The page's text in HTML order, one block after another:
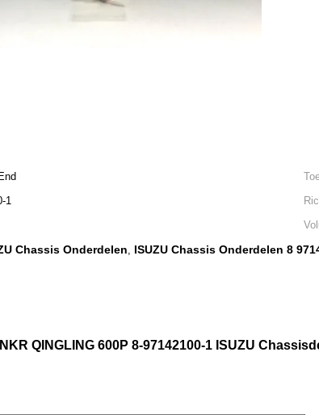
1
Chassis Onderdelen, ISUZU Chassis Onderdelen 8
QINGLING 600P 8-97142100-1 ISUZU